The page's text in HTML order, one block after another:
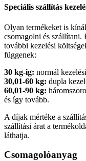
Speciális szállítás
Olyan termékeket is
csomagolni és szállítani.
további kezelési
függenek:
30 kg-ig: normál
30,01-60 kg: dupla
60,01-90 kg:
és így tovább.
A díjak mértéke a
szállítási árat a
láthatja.
Csomagolóanyag